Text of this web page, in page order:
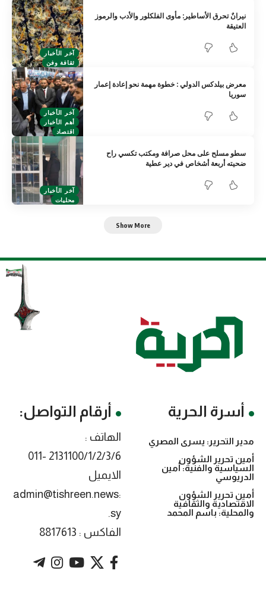
آخر الأخبار
ثقافة وفن
نيرانٌ تحرق الأساطير: مأوى الفلكلور والأدب والرموز
العتيقة
آخر الأخبار
أهم الأخبار
اقتصاد
معرض بيلدكس الدولي : خطوة مهمة نحو إعادة إعمار
سوريا
آخر الأخبار
محليات
سطو مسلح على محل صرافة ومكتب تكسي راح
ضحيته أربعة أشخاص في دير عطية
Show More
أسرة الحرية
مدير التحرير: يسرى المصري
أمين تحرير الشؤون
السياسية والفنية: أمين
الدريوسي
أمين تحرير الشؤون
الاقتصادية والثقافية
والمحلية: باسم المحمد
أرقام التواصل:
الهاتف :
2131100/1/2/3/6 -011
الايميل
:admin@tishreen.news
.sy
الفاكس : 8817613